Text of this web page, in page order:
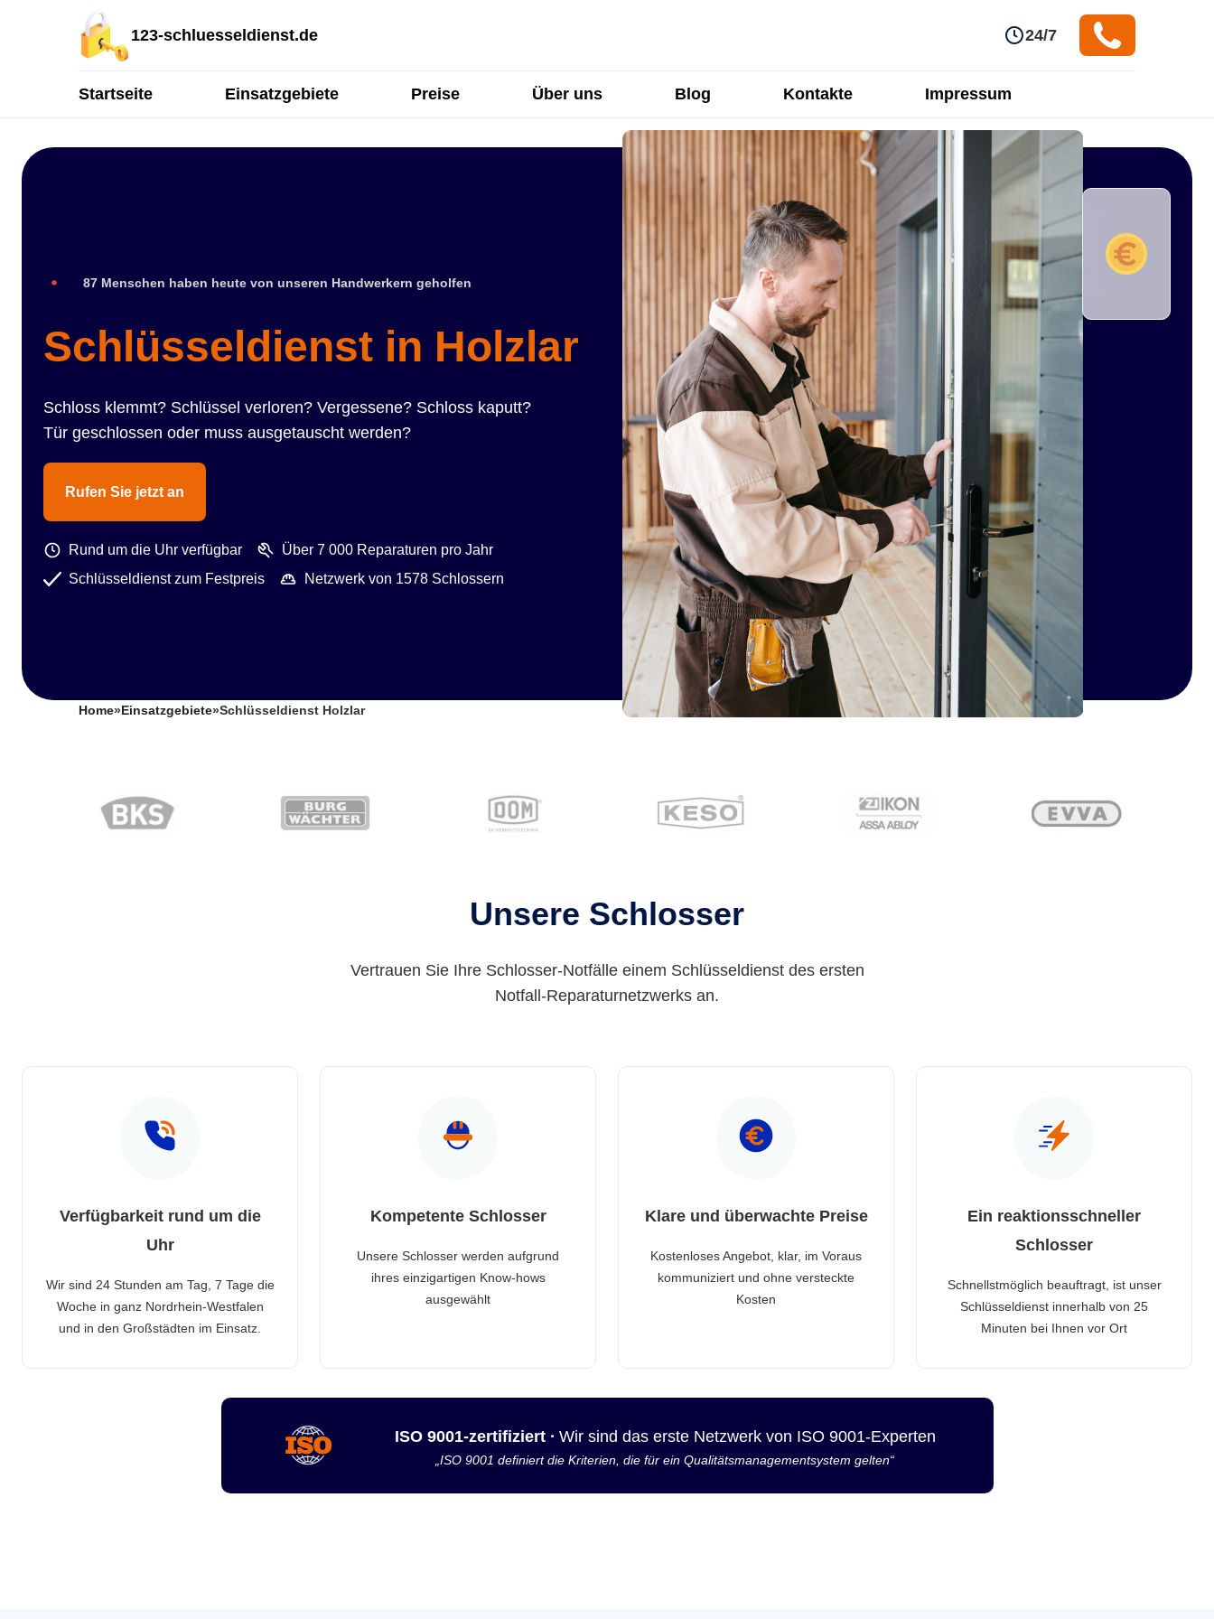
123-schluesseldienst.de 24/7
Startseite Einsatzgebiete Preise Über uns Blog Kontakte Impressum
87 Menschen haben heute von unseren Handwerkern geholfen
Schlüsseldienst in Holzlar
Schloss klemmt? Schlüssel verloren? Vergessene? Schloss kaputt?
Tür geschlossen oder muss ausgetauscht werden?
Rufen Sie jetzt an
Rund um die Uhr verfügbar
Über 7 000 Reparaturen pro Jahr
Schlüsseldienst zum Festpreis
Netzwerk von 1578 Schlossern
Home» Einsatzgebiete»Schlüsseldienst Holzlar
Unsere Schlosser
Vertrauen Sie Ihre Schlosser-Notfälle einem Schlüsseldienst des ersten
Notfall-Reparaturnetzwerks an.
Verfügbarkeit rund um die
Uhr
Wir sind 24 Stunden am Tag, 7 Tage die
Woche in ganz Nordrhein-Westfalen
und in den Großstädten im Einsatz.
Kompetente Schlosser
Unsere Schlosser werden aufgrund
ihres einzigartigen Know-hows
ausgewählt
Klare und überwachte Preise
Kostenloses Angebot, klar, im Voraus
kommuniziert und ohne versteckte
Kosten
Ein reaktionsschneller
Schlosser
Schnellstmöglich beauftragt, ist unser
Schlüsseldienst innerhalb von 25
Minuten bei Ihnen vor Ort
ISO 9001-zertifiziert · Wir sind das erste Netzwerk von ISO 9001-Experten
„ISO 9001 definiert die Kriterien, die für ein Qualitätsmanagementsystem gelten“